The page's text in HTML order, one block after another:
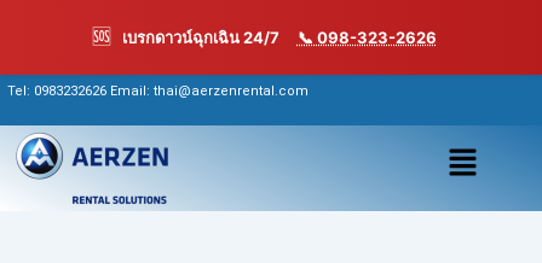
🆘 เบรกดาวน์ฉุกเฉิน 24/7 📞 098-323-2626
content
Tel: 0983232626 Email: thai@aerzenrental.com
เมนู